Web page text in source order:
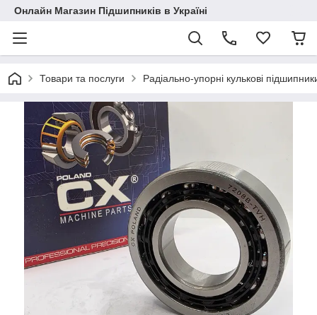
Онлайн Магазин Підшипників в Україні
Товари та послуги Радіально-упорні кулькові